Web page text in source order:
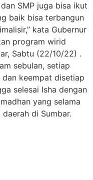
SMP juga bisa ikut
baik bisa terbangun
kata Gubernur
program wirid
Sabtu (22/10/22) .
sebulan, setiap
keempat disetiap
selesai Isha dengan
yang selama
di Sumbar.